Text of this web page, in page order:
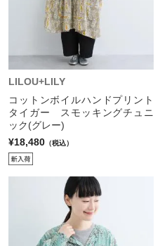
LILOU+LILY
コットンボイルハンドプリント
タイガー スモッキングチュニ
ック(グレー)
¥18,480 （税込）